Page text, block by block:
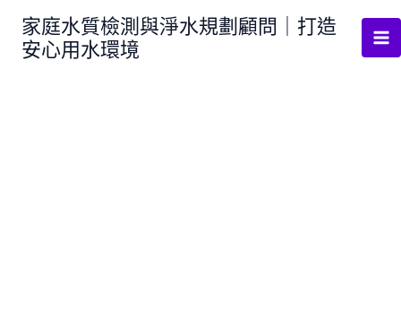
家庭水質檢測與淨水規劃顧問｜打造
安心用水環境